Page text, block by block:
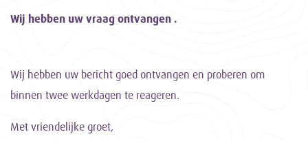
Wij hebben uw vraag ontvangen .
Wij hebben uw bericht goed ontvangen en proberen om
binnen twee werkdagen te reageren.
Met vriendelijke groet,